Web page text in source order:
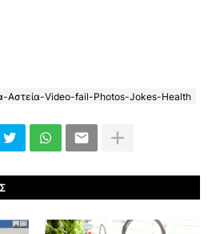
Αστεία-Video-fail-Photos-Jokes-Health